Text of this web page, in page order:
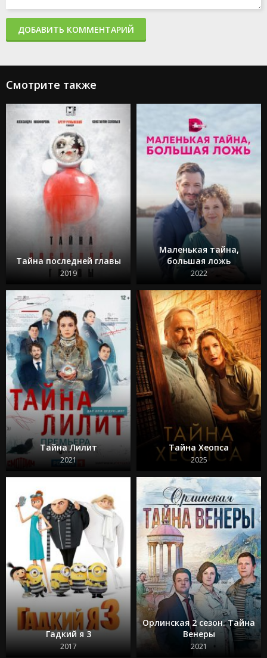
ДОБАВИТЬ КОММЕНТАРИЙ
Смотрите также
Тайна последней главы
2019
Маленькая тайна,
большая ложь
2022
Тайна Лилит
2021
Тайна Хеопса
2025
Гадкий я 3
2017
Орлинская 2 сезон. Тайна
Венеры
2021